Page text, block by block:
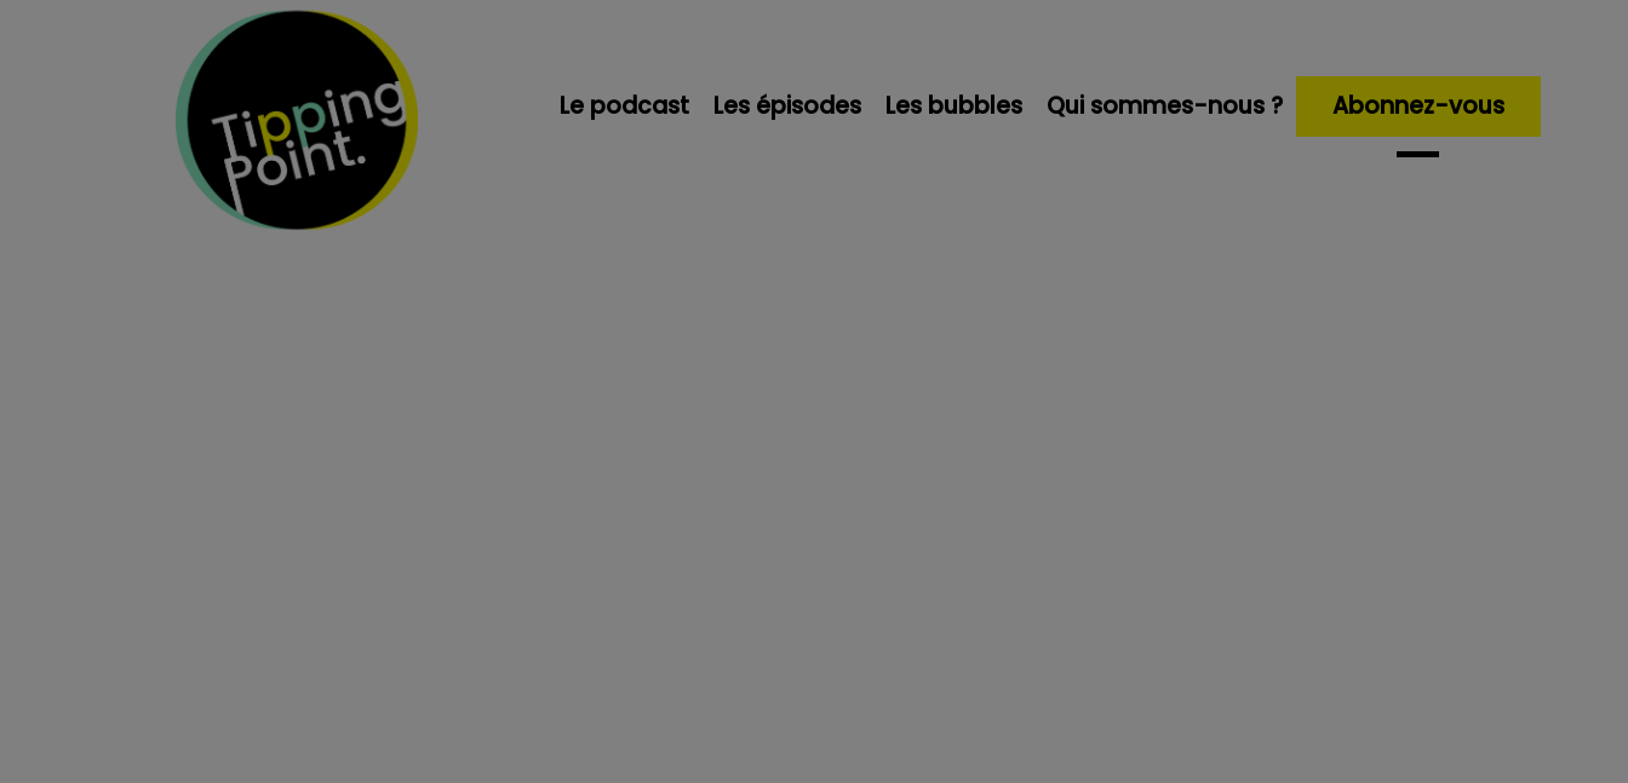
Le podcast Les épisodes Les bubbles Qui sommes-nous ? Abonnez-vous